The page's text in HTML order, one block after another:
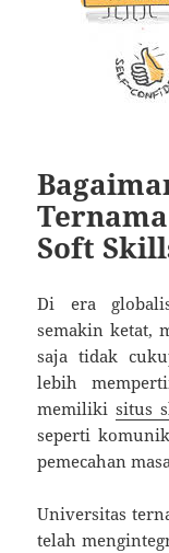
Soft
Di era
semakin ketat,
saja tidak
lebih
memilikisitus
seperti
pemecahan
Universitas
telah